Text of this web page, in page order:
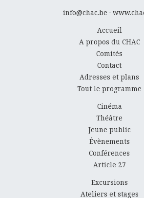
info@chac.be ·
Accueil
A propos du CHAC
Comités
Contact
Adresses et plans
Tout le programme
Cinéma
Théâtre
Jeune public
Évènements
Conférences
Article 27
Excursions
Ateliers et stages